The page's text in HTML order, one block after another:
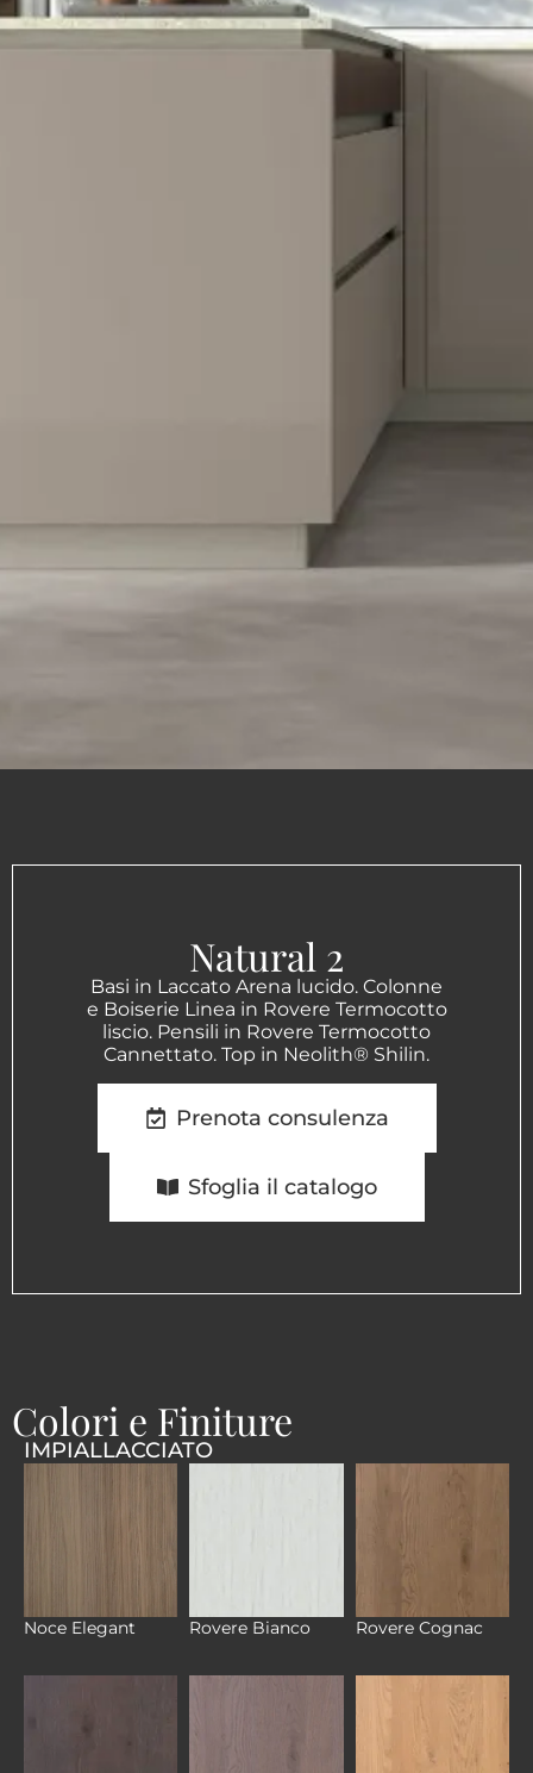
Natural 2
Basi in Laccato Arena lucido. Colonne
e Boiserie Linea in Rovere Termocotto
liscio. Pensili in Rovere Termocotto
Cannettato. Top in Neolith® Shilin.
Prenota consulenza
Sfoglia il catalogo
Colori e Finiture
IMPIALLACCIATO
Noce Elegant Rovere Bianco Rovere Cognac